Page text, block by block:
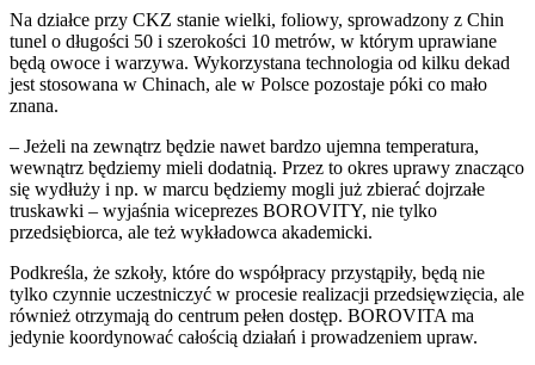
Na działce przy CKZ stanie wielki, foliowy, sprowadzony z Chin
tunel o długości 50 i szerokości 10 metrów, w którym uprawiane
będą owoce i warzywa. Wykorzystana technologia od kilku dekad
jest stosowana w Chinach, ale w Polsce pozostaje póki co mało
znana.
– Jeżeli na zewnątrz będzie nawet bardzo ujemna temperatura,
wewnątrz będziemy mieli dodatnią. Przez to okres uprawy znacząco
się wydłuży i np. w marcu będziemy mogli już zbierać dojrzałe
truskawki – wyjaśnia wiceprezes BOROVITY, nie tylko
przedsiębiorca, ale też wykładowca akademicki.
Podkreśla, że szkoły, które do współpracy przystąpiły, będą nie
tylko czynnie uczestniczyć w procesie realizacji przedsięwzięcia, ale
również otrzymają do centrum pełen dostęp. BOROVITA ma
jedynie koordynować całością działań i prowadzeniem upraw.